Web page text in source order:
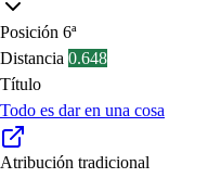
Posición 6ª
Distancia 0.648
Título
Todo es dar en una cosa
Atribución tradicional